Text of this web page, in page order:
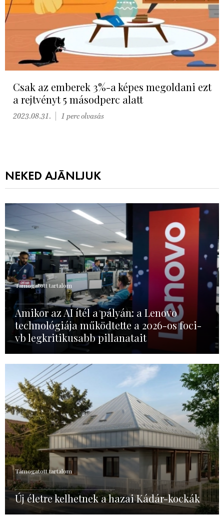
Csak az emberek 3%-a képes megoldani ezt
a rejtvényt 5 másodperc alatt
2023.08.31. 1 perc olvasás
NEKED AJÁNLJUK
Támogatott tartalom
Amikor az AI ítél a pályán: a Lenovo
technológiája működtette a 2026-os foci-
vb legkritikusabb pillanatait
Támogatott tartalom
Új életre kelhetnek a hazai Kádár-kockák